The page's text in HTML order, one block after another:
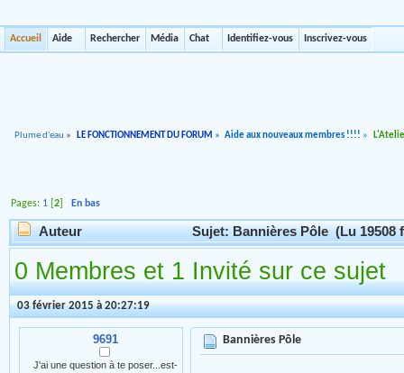
Accueil Aide Rechercher Média Chat Identifiez-vous Inscrivez-vous
Plume d'eau » LE FONCTIONNEMENT DU FORUM » Aide aux nouveaux membres !!!! »
Pages: 1 [2 ]En bas
Auteur Sujet: Bannières Pôle (Lu 19508
0 Membres et 1 Invité sur ce sujet
03 février 2015 à 20:27:19
9691
J'ai une question à te poser...est-
Bannières Pôle